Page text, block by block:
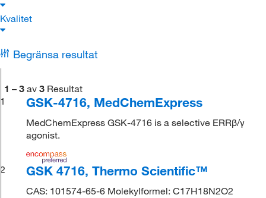
Kvalitet
Begränsa resultat
1 – 3 av 3 Resultat
1
GSK-4716, MedChemExpress
MedChemExpress GSK-4716 is a selective ERRβ/γ
agonist.
2 GSK 4716, Thermo Scientific™
CAS: 101574-65-6 Molekylformel: C17H18N2O2